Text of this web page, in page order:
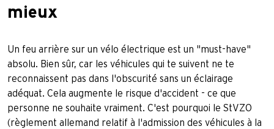
mieux
Un feu arrière sur un vélo électrique est un "must-have"
absolu. Bien sûr, car les véhicules qui te suivent ne te
reconnaissent pas dans l'obscurité sans un éclairage
adéquat. Cela augmente le risque d'accident - ce que
personne ne souhaite vraiment. C'est pourquoi le StVZO
(règlement allemand relatif à l'admission des véhicules à la